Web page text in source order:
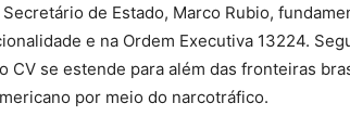
de Estado, Marco Rubio,
e na Ordem Executiva 13224.
CV se estende para além das fronteiras
por meio do narcotráfico.